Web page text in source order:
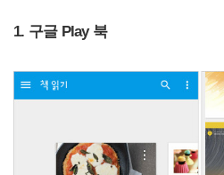
1. 구글 Play 북